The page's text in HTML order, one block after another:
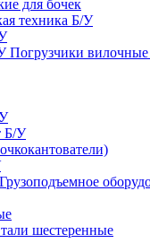
для бочек
техника Б/У
Погрузчики
Б/У
Грузоподъемное
шестеренные